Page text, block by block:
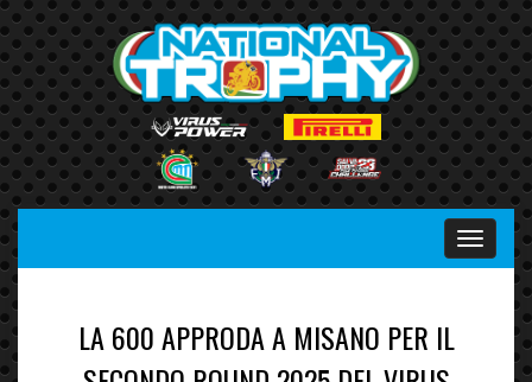
Menu
LA 600 APPRODA A MISANO PER IL